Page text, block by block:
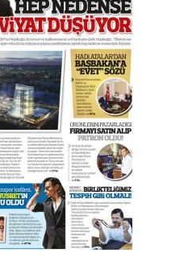
şehir, bir
kimin
BİR ÖMÜR
“NEDEN
bir Alperen…
Hakka yürüdü.!
hatıralarıyla